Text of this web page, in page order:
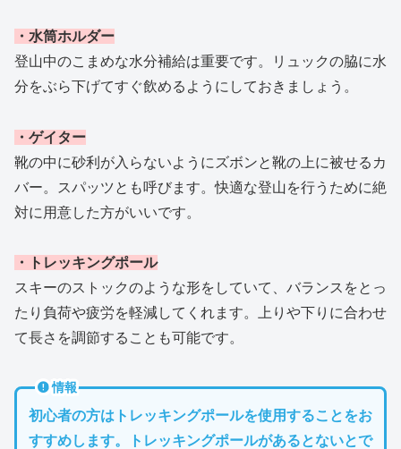
・水筒ホルダー
登山中のこまめな水分補給は重要です。リュックの脇に水
分をぶら下げてすぐ飲めるようにしておきましょう。
・ゲイター
靴の中に砂利が入らないようにズボンと靴の上に被せるカ
バー。スパッツとも呼びます。快適な登山を行うために絶
対に用意した方がいいです。
・トレッキングポール
スキーのストックのような形をしていて、バランスをとっ
たり負荷や疲労を軽減してくれます。上りや下りに合わせ
て長さを調節することも可能です。
情報
初心者の方はトレッキングポールを使用することをお
すすめします。トレッキングポールがあるとないとで